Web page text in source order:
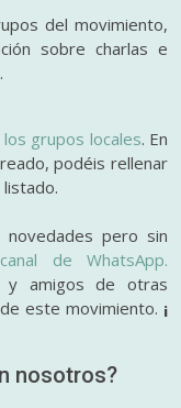
del movimiento,
sobre charlas e
grupos locales. En
podéis rellenar
pero sin
canal de WhatsApp.
y amigos de otras
este movimiento. ¡
nosotros?